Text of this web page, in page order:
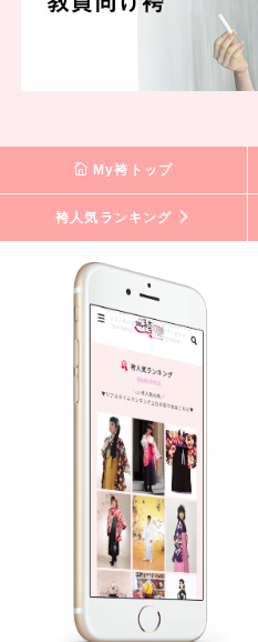
My袴トップ
袴人気ランキング